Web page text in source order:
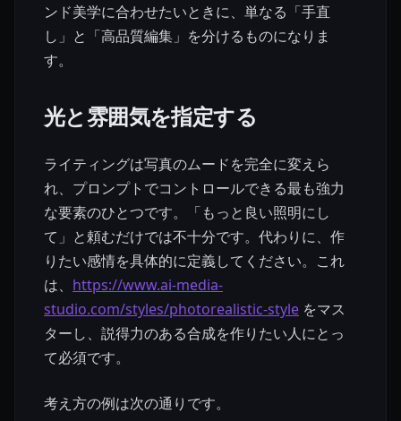
ンド美学に合わせたいときに、単なる「手直
し」と「高品質編集」を分けるものになりま
す。
光と雰囲気を指定する
ライティングは写真のムードを完全に変えら
れ、プロンプトでコントロールできる最も強力
な要素のひとつです。「もっと良い照明にし
て」と頼むだけでは不十分です。代わりに、作
りたい感情を具体的に定義してください。これ
は、 https://www.ai-media-
studio.com/styles/photorealistic-style をマス
ターし、説得力のある合成を作りたい人にとっ
て必須です。
考え方の例は次の通りです。